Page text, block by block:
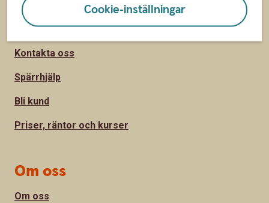
Cookie-inställningar
Sidfot
Hitta snabbt
Kontakta oss
Spärrhjälp
Bli kund
Priser, räntor och kurser
Om oss
Om oss